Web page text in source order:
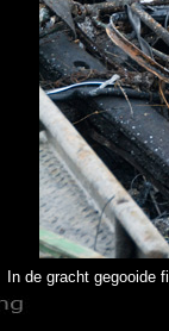
In de gracht gegooide